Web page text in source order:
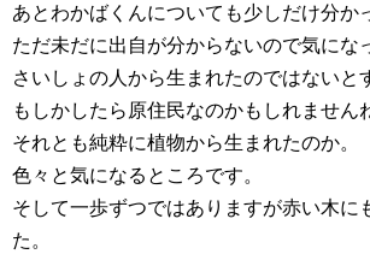
あとわかばくんについても少しだけ分か
ただ未だに出自が分からないので気にな
さいしょの人から生まれたのではないと
もしかしたら原住民なのかもしれません
それとも純粋に植物から生まれたのか。
色々と気になるところです。
そして一歩ずつではありますが赤い木に
た。